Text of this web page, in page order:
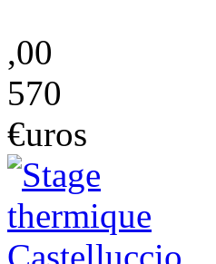
,00
570
€uros